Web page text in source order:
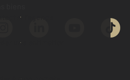
l'agence
une estimation
biens
à mon compte